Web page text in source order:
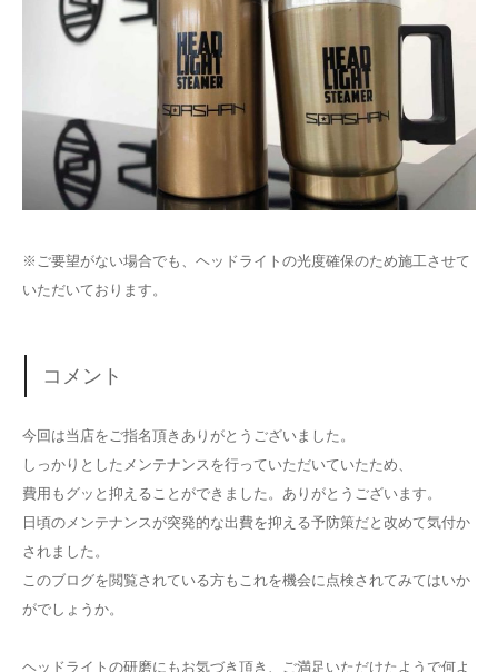
※ご要望がない場合でも、ヘッドライトの光度確保のため施工させて
いただいております。
コメント
今回は当店をご指名頂きありがとうございました。
しっかりとしたメンテナンスを行っていただいていたため、
費用もグッと抑えることができました。ありがとうございます。
日頃のメンテナンスが突発的な出費を抑える予防策だと改めて気付か
されました。
このブログを閲覧されている方もこれを機会に点検されてみてはいか
がでしょうか。
ヘッドライトの研磨にもお気づき頂き、ご満足いただけたようで何よ